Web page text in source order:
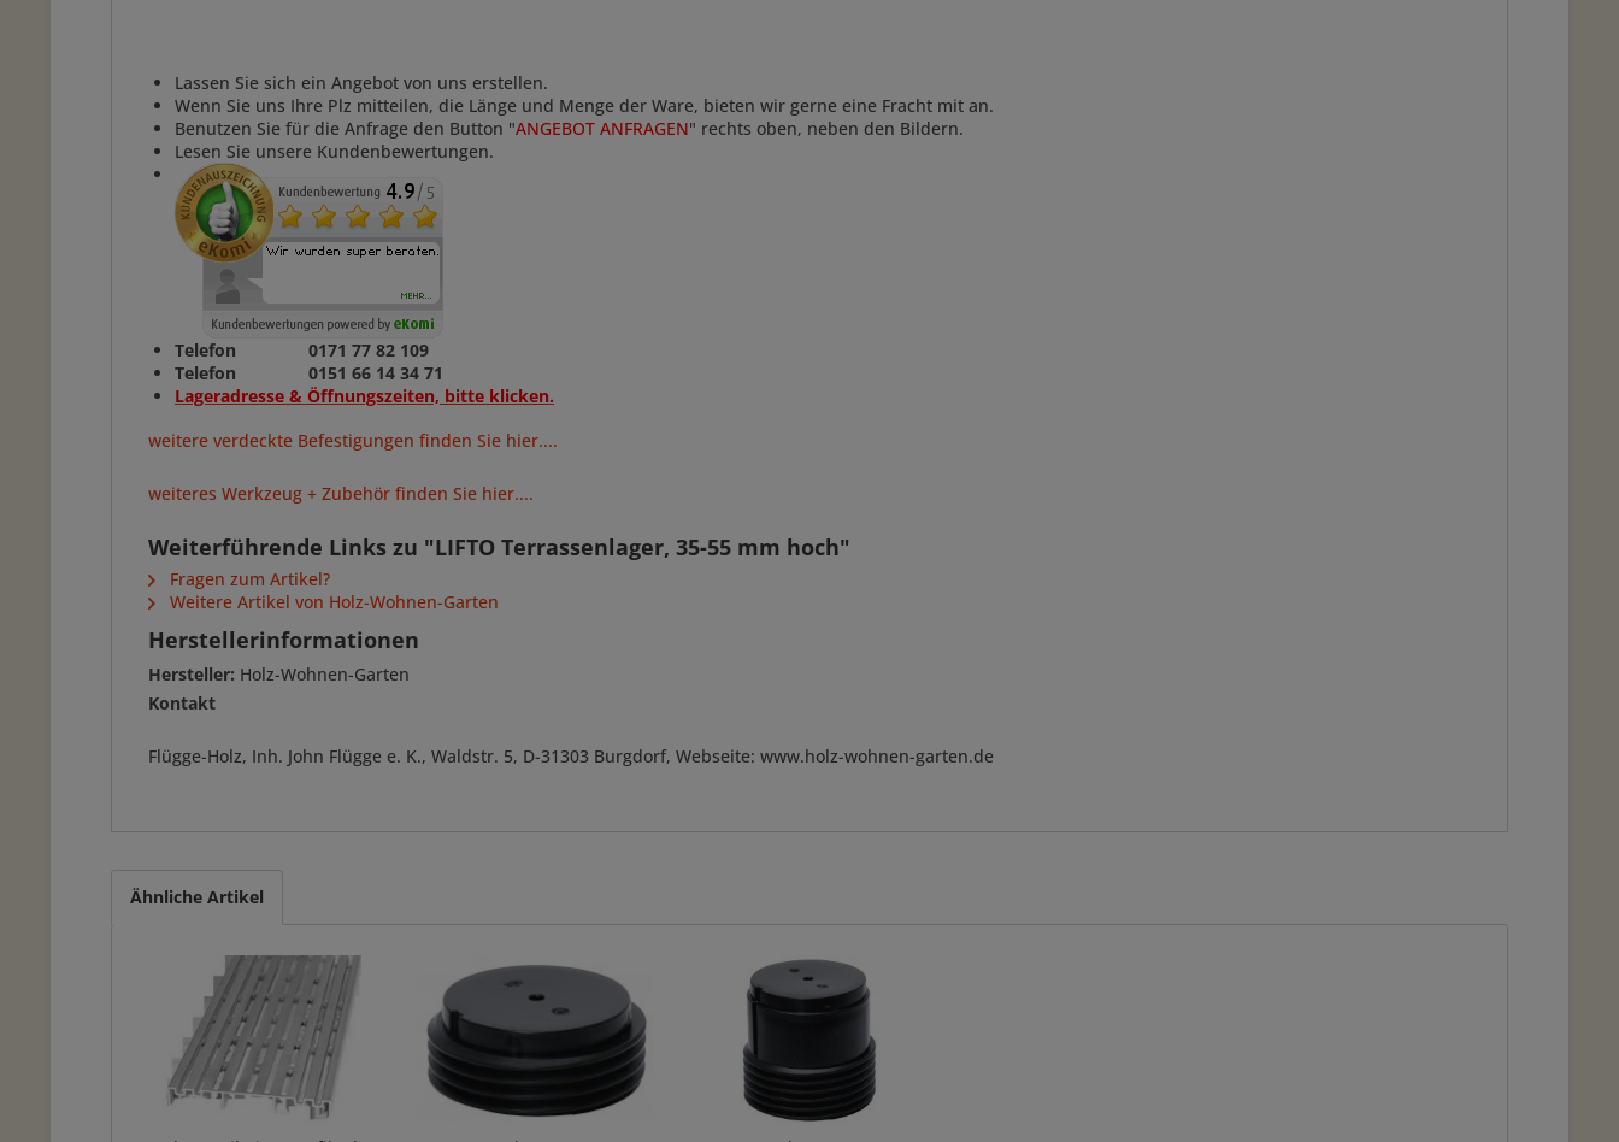
Lassen Sie sich ein Angebot von uns erstellen.
Wenn Sie uns Ihre Plz mitteilen, die Länge und Menge der Ware, bieten wir gerne eine Fracht mit an.
Benutzen Sie für die Anfrage den Button "ANGEBOT ANFRAGEN" rechts oben, neben den Bildern.
Lesen Sie unsere Kundenbewertungen.
Telefon 0171 77 82 109
Telefon 0151 66 14 34 71
Lageradresse & Öffnungszeiten, bitte klicken.
weitere verdeckte Befestigungen finden Sie hier....
weiteres Werkzeug + Zubehör finden Sie hier....
Weiterführende Links zu "LIFTO Terrassenlager, 35-55 mm hoch"
Fragen zum Artikel?
Weitere Artikel von Holz-Wohnen-Garten
Herstellerinformationen
Hersteller: Holz-Wohnen-Garten
Kontakt
Flügge-Holz, Inh. John Flügge e. K., Waldstr. 5, D-31303 Burgdorf, Webseite: www.holz-wohnen-garten.de
Ähnliche Artikel